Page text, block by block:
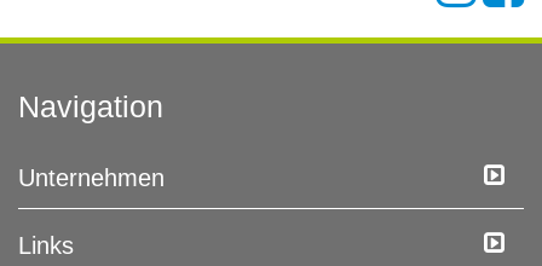
Navigation
Unternehmen
Links